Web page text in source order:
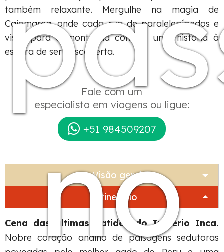
no
também relaxante. Mergulhe na magia de
Cajamarca, onde cada rua de paralelepípedos e
vista para a montanha contam uma história à
espera de ser descoberta.
Fale com um
especialista em viagens ou ligue:
+51 984509207
Visão geral
Itinerário
Cena das últimas batidas do Império Inca.
Nobre coração andino de paisagens sedutoras